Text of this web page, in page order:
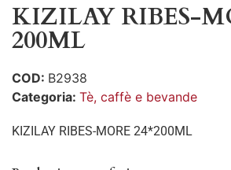
KIZILAY RIBES-
200ML
COD: B2938
Categoria: Tè, caffè e bevande
KIZILAY RIBES-MORE 24*200ML